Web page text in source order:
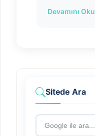
Devamını Oku
Sitede Ara